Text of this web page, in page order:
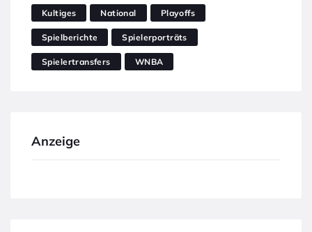
Kultiges National Playoffs
Spielberichte Spielerporträts
Spielertransfers WNBA
Anzeige